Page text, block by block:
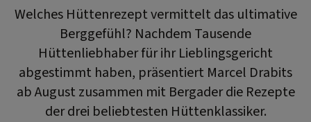
Welches Hüttenrezept vermittelt das ultimative
Berggefühl? Nachdem Tausende
Hüttenliebhaber für ihr Lieblingsgericht
abgestimmt haben, präsentiert Marcel Drabits
ab August zusammen mit Bergader die Rezepte
der drei beliebtesten Hüttenklassiker.